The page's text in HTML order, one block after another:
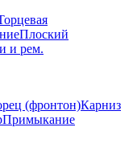
Плоский
и рем.
(фронтон)Карниз
Примыкание